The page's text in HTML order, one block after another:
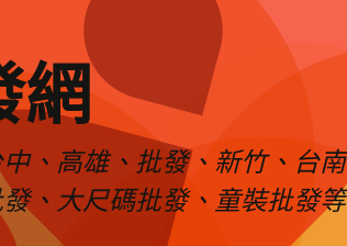
網
、高雄、批發、新竹、台
、大尺碼批發、童裝批發